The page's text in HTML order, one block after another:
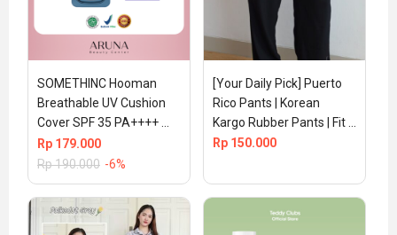
SOMETHINC Hooman
Breathable UV Cushion
Cover SPF 35 PA++++
15gr (100% ORIGINAL &
BPOM) SERENE
Rp 179.000
Rp190.000 -6%
[Your Daily Pick] Puerto
Rico Pants | Korean
Kargo Rubber Pants | Fit
to L+
Rp 150.000